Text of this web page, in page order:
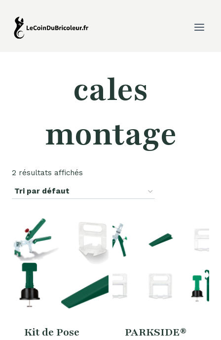
contenu
cales
montage
2 résultats affichés
Kit de Pose
PARKSIDE®